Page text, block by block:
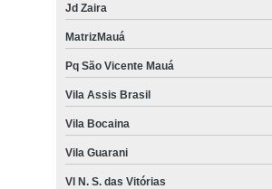
Jd Zaira
MatrizMauá
Pq São Vicente Mauá
Vila Assis Brasil
Vila Bocaina
Vila Guarani
Vl N. S. das Vitórias